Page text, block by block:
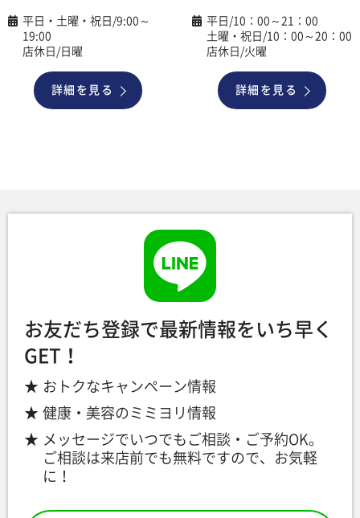
平日・土曜・祝日/9:00～
19:00
店休日/日曜
詳細を見る
平日/10：00～21：00
土曜・祝日/10：00～20：00
店休日/火曜
詳細を見る
お友だち登録で最新情報をいち早く
GET！
おトクなキャンペーン情報
健康・美容のミミヨリ情報
メッセージでいつでもご相談・ご予約OK。
ご相談は来店前でも無料ですので、お気軽
に！